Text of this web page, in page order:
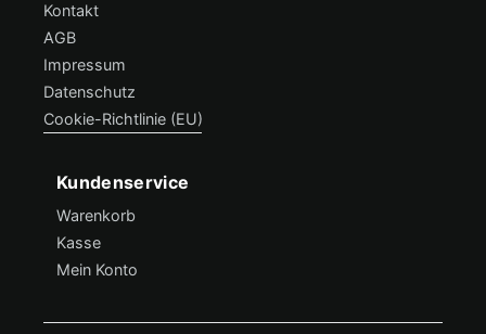
Kontakt
AGB
Impressum
Datenschutz
Cookie-Richtlinie (EU)
Kundenservice
Hilfe & Support
Warenkorb
Kasse
Mein Konto